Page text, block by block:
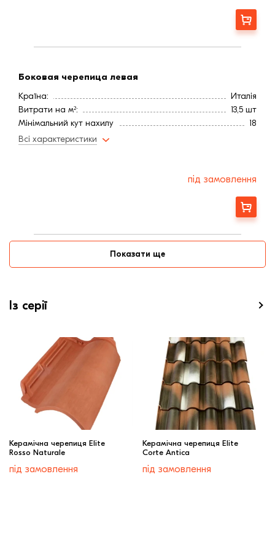
Замовити
Боковая черепица левая
Країна:
Италія
Витрати на м²:
13,5 шт
Мінімальний кут нахилу
18
Колір
Всі характеристики
під замовлення
Замовити
Показати ще
Із серії
Керамічна черепиця Elite
Rosso Naturale
під замовлення
Керамічна черепиця Elite
Corte Antica
під замовлення